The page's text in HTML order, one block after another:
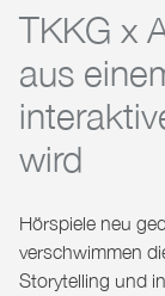
TKKG x
aus
wird
Hörspiele neu
verschwimmen
Storytelling und